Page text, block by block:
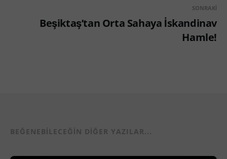
SONRAKI
Beşiktaş’tan Orta Sahaya İskandinav
Hamle!
BEĞENEBILECEĞIN DIĞER YAZILAR...